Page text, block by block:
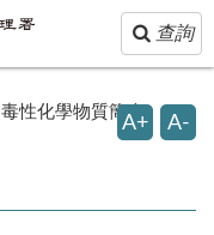
Toggle
navigation
查詢
毒性化學物質簡介
A+ A-